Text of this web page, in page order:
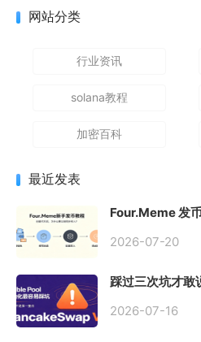
网站分类
行业资讯
solana教程
加密百科
最近发表
Four.Meme 发
2026-07-20
踩过三次坑才
初始化
2026-07-16